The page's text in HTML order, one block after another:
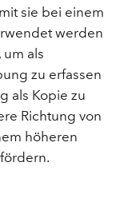
sie bei einem
werden
als
zu erfassen
als Kopie zu
Richtung von
höheren